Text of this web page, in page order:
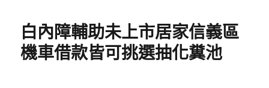
白內障輔助未上市居家信義區
機車借款皆可挑選抽化糞池